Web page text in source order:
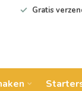
Gratis